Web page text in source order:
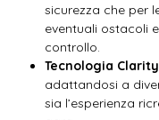
sicurezza che per
eventuali ostacoli
controllo.
Tecnologia
adattandosi a
sia l’esperienza